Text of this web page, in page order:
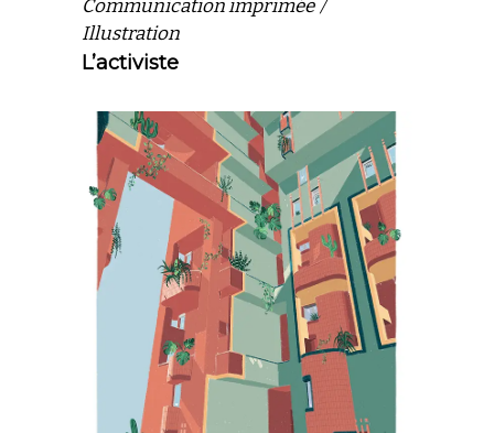
Communication imprimée
Illustration
L’activiste